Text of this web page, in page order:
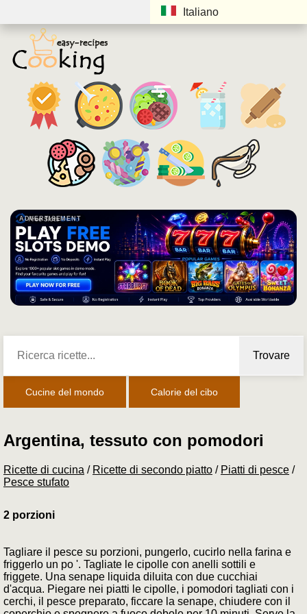
Italiano
ADVERTISEMENT
Trovare
Cucine del mondo Calorie del cibo
Argentina, tessuto con pomodori
Ricette di cucina / Ricette di secondo piatto / Piatti di pesce /
Pesce stufato
2 porzioni
Tagliare il pesce su porzioni, pungerlo, cucirlo nella farina e
friggerlo un po '. Tagliate le cipolle con anelli sottili e
friggete. Una senape liquida diluita con due cucchiai
d'acqua. Piegare nei piatti le cipolle, i pomodori tagliati con i
cerchi, il pesce preparato, ficcare la senape, chiudere con il